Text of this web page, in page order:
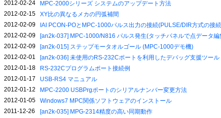
2012-02-24
MPC-2000シリーズ システムのアップデート方法
2012-02-15
XY比の異なるメカの円弧補間
2012-02-09
IAI PCON-POとMPC-1000パルス出力の接続(PULSE/DIR方式の接
2012-02-09
[an2k-037] MPC-1000/N816 パルス発生(タッチパネルで点データ
2012-02-09
[an2k-015] ステップモータオルゴール (MPC-1000デモ機)
2012-02-01
[an2k-036] 未使用のRS-232Cポートを利用したデバッグ支援ツール
2012-01-18
RS-232Cプログラムポート接続例
2012-01-17
USB-RS4 マニュアル
2012-01-12
MPC-2200 USBPrgポートのシリアルナンバー変更方法
2012-01-05
Windows7 MPC関係ソフトウェアのインストール
2011-12-26
[an2k-035] MPG-2314精度の高い同期動作